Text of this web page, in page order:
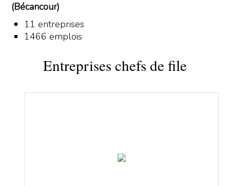
(Bécancour)
11 entreprises
1466 emplois
Entreprises chefs de file